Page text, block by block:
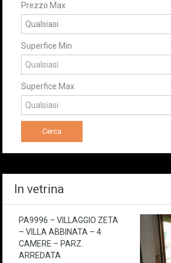
Prezzo Max
Superfice Min
Superfice Max
In vetrina
PA9996 – VILLAGGIO ZETA
– VILLA ABBINATA – 4
CAMERE – PARZ.
ARREDATA